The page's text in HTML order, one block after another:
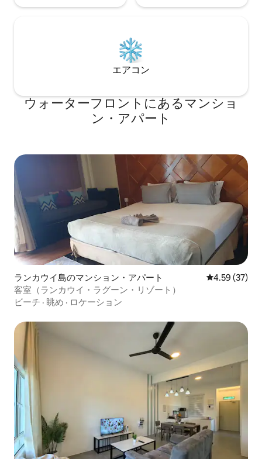
エアコン
ウォーターフロントにあるマンショ
ン・アパート
ランカウイ島のマンション・アパート レビュー37
4.59 (37)
客室（ランカウイ・ラグーン・リゾート）
ビーチ · 眺め · ロケーション